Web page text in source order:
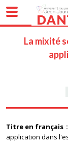
La mixité
Titre en français
application dans